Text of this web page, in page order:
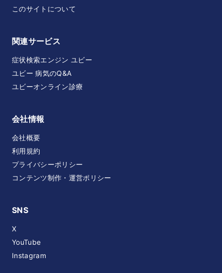
このサイトについて
関連サービス
症状検索エンジン ユビー
ユビー 病気のQ&A
ユビーオンライン診療
会社情報
会社概要
利用規約
プライバシーポリシー
コンテンツ制作・運営ポリシー
SNS
X
YouTube
Instagram